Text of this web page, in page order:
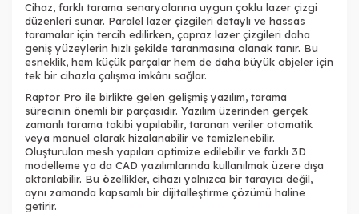
Cihaz, farklı tarama senaryolarına uygun çoklu lazer çizgi
düzenleri sunar. Paralel lazer çizgileri detaylı ve hassas
taramalar için tercih edilirken, çapraz lazer çizgileri daha
geniş yüzeylerin hızlı şekilde taranmasına olanak tanır. Bu
esneklik, hem küçük parçalar hem de daha büyük objeler için
tek bir cihazla çalışma imkânı sağlar.
Raptor Pro ile birlikte gelen gelişmiş yazılım, tarama
sürecinin önemli bir parçasıdır. Yazılım üzerinden gerçek
zamanlı tarama takibi yapılabilir, taranan veriler otomatik
veya manuel olarak hizalanabilir ve temizlenebilir.
Oluşturulan mesh yapıları optimize edilebilir ve farklı 3D
modelleme ya da CAD yazılımlarında kullanılmak üzere dışa
aktarılabilir. Bu özellikler, cihazı yalnızca bir tarayıcı değil,
aynı zamanda kapsamlı bir dijitalleştirme çözümü haline
getirir.